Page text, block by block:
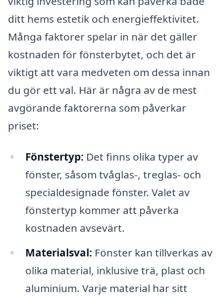
ditt hems estetik och energieffektivitet.
Många faktorer spelar in när det gäller
kostnaden för fönsterbytet, och det är
viktigt att vara medveten om dessa innan
du gör ett val. Här är några av de mest
avgörande faktorerna som påverkar
priset:
Fönstertyp: Det finns olika typer av
fönster, såsom tvåglas-, treglas- och
specialdesignade fönster. Valet av
fönstertyp kommer att påverka
kostnaden avsevärt.
Materialsval: Fönster kan tillverkas av
olika material, inklusive trä, plast och
aluminium. Varje material har sitt